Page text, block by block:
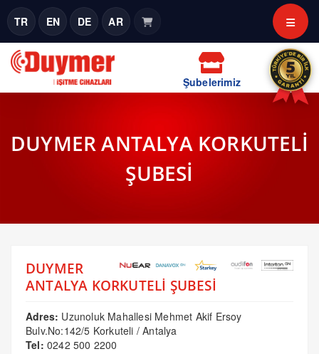
TR EN DE AR
Şubelerimiz
DUYMER ANTALYA KORKUTELİ
ŞUBESİ
DUYMER
ANTALYA KORKUTELİ ŞUBESİ
Adres: Uzunoluk Mahallesi Mehmet Akif Ersoy
Bulv.No:142/5 Korkuteli / Antalya
Tel: 0242 500 2200